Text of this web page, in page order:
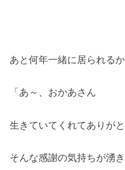
あと何年一緒に居られる
「あ～、おかあさん
生きていてくれてありがと
そんな感謝の気持ちが湧